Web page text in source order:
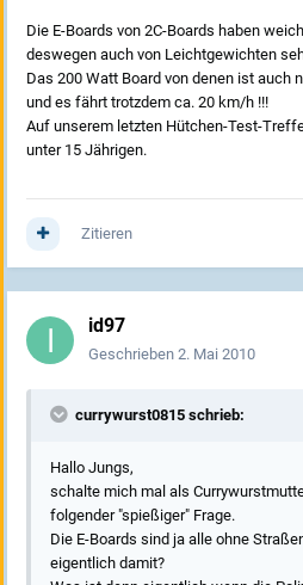
Die E-Boards von 2C-Boards haben
deswegen auch von Leichtgewichten
Das 200 Watt Board von denen ist auch
und es fährt trotzdem ca. 20 km/h !!!
Auf unserem letzten Hütchen-Test-
unter 15 Jährigen.
Zitieren
id97
Geschrieben 2. Mai 2010
currywurst0815 schrieb:
Hallo Jungs,
schalte mich mal als
folgender "spießiger" Frage.
Die E-Boards sind ja alle ohne
eigentlich damit?